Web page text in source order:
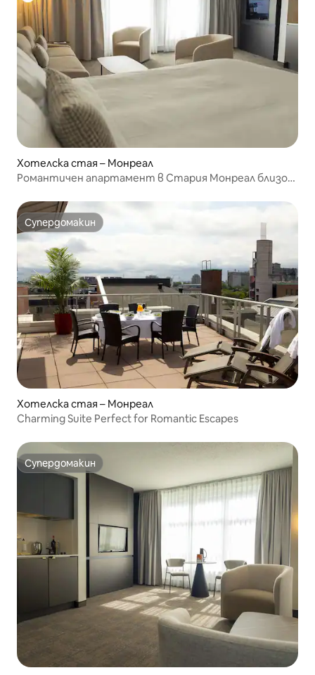
Хотелска стая – Монреал
Романтичен апартамент в Стария Монреал близо
Супердомакин
Супердомакин
Хотелска стая – Монреал
Charming Suite Perfect for Romantic Escapes
Супердомакин
Супердомакин